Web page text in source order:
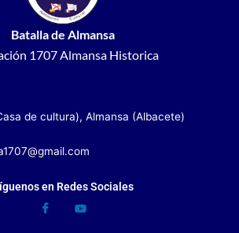
Batalla de Almansa
1707 Almansa Historica
de cultura), Almansa (Albacete)
en Redes Sociales